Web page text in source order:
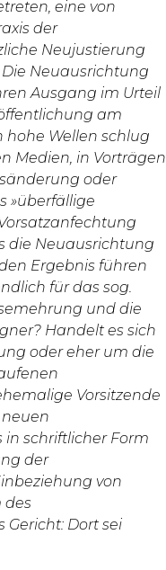
eine von
der
Neujustierung
Neuausrichtung
Ausgang im Urteil
am
hohe Wellen schlug
Medien, in Vorträgen
oder
»überfällige
die Neuausrichtung
Ergebnis führen
für das sog.
und die
Handelt es sich
oder eher um die
Vorsitzende
neuen
schriftlicher Form
der
von
des
Gericht: Dort sei